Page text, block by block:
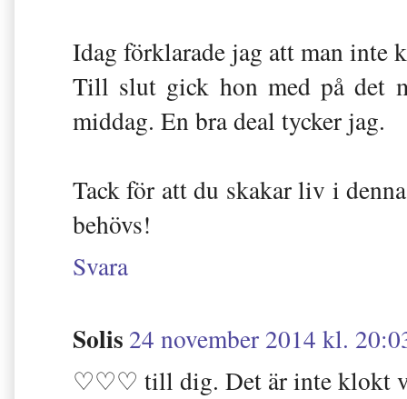
Idag förklarade jag att man inte
Till slut gick hon med på det
middag. En bra deal tycker jag.
Tack för att du skakar liv i
behövs!
Svara
Solis 24 november 2014 kl.
♡♡♡ till dig. Det är inte klokt